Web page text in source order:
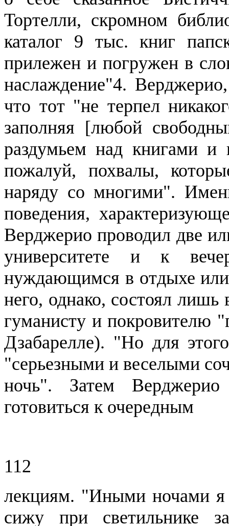
Тортелли, скромном
каталог 9 тыс. книг
прилежен и погружен в
наслаждение"4. Верджерио
что тот "не терпел
заполняя [любой
раздумьем над книгами и
пожалуй, похвалы,
наряду со многими".
поведения,
Верджерио проводил две
университете и к
нуждающимся в отдыхе
него, однако, состоял
гуманисту и покровителю
Дзабарелле). "Но для
"серьезными и веселыми
ночь". Затем Верджерио
готовиться к очередным
112
лекциям. "Иными ночами я
сижу при светильнике